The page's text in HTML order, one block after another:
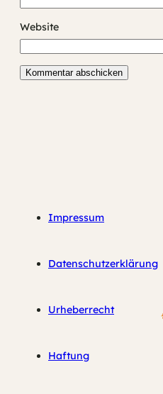
Website
Impressum
Datenschutzerklärung
Urheberrecht
Haftung